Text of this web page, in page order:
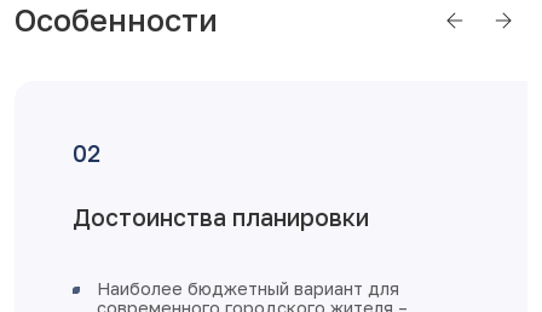
Особенности
Отделка от застройщика
железная входная дверь